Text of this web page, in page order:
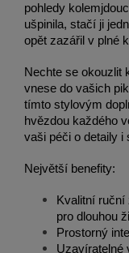
pohledy
ušpinila, stačí ji
opět zazářil v plné
Nechte se okouzlit
vnese do vašich
tímto stylovým
hvězdou každého
vaši péči o detaily i
Největší benefity:
Kvalitní ruční
pro dlouhou
Prostorný
Uzavíratelné